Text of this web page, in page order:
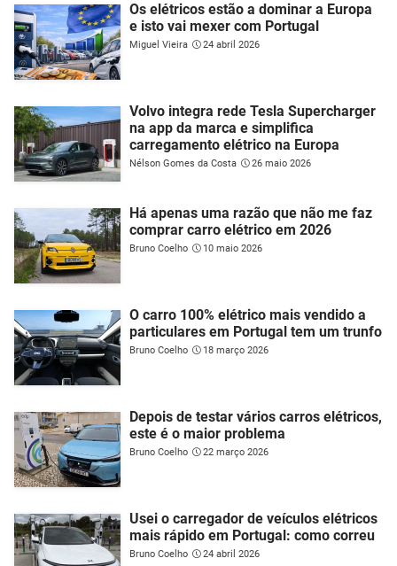
Os elétricos estão a dominar a Europa
e isto vai mexer com Portugal
Miguel Vieira 24 abril 2026
Volvo integra rede Tesla Supercharger
na app da marca e simplifica
carregamento elétrico na Europa
Nélson Gomes da Costa 26 maio 2026
Há apenas uma razão que não me faz
comprar carro elétrico em 2026
Bruno Coelho 10 maio 2026
O carro 100% elétrico mais vendido a
particulares em Portugal tem um trunfo
Bruno Coelho 18 março 2026
Depois de testar vários carros elétricos,
este é o maior problema
Bruno Coelho 22 março 2026
Usei o carregador de veículos elétricos
mais rápido em Portugal: como correu
Bruno Coelho 24 abril 2026